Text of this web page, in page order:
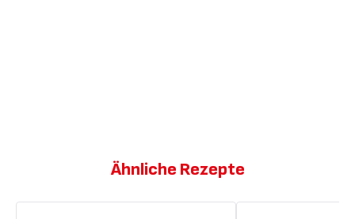
Ähnliche Rezepte